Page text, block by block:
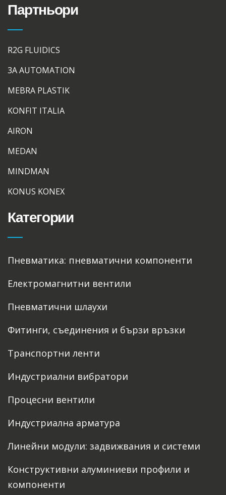
Партньори
R2G FLUIDICS
3A AUTOMATION
MEBRA PLASTIK
KONFIT ITALIA
AIRON
MEDAN
MINDMAN
KONUS KONEX
Категории
Пневматика: пневматични компоненти
Електромагнитни вентили
Пневматични шлаухи
Фитинги, съединения и бързи връзки
Транспортни ленти
Индустриални вибратори
Процесни вентили
Индустриална арматура
Линейни модули: задвижвания и системи
Конструктивни алуминиеви профили и
компоненти